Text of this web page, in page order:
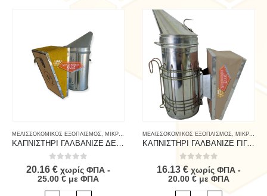
,ΜΙΚΡΟΕΡΓΑΛΕΙΑ
ΜΕΛΙΣΣΟΚΟΜΙΚΟΣ ΕΞΟΠΛΙΣΜΟΣ ΜΙΚΡΟΕΡΓΑΛΕΙΑ
0out of 5
20.16 € χωρίς ΦΠΑ -
25.00 € με ΦΠΑ
ΜΕΛΙΣΣΟΚΟΜΙΚΟΣ ΕΞΟΠΛΙΣΜΟΣ ΜΙΚΡΟΕΡΓΑΛΕΙΑ
ΚΑΠΝΙΣΤΗΡΙ ΓΑΛΒΑΝΙΖΕ ΓΙΓΑΣ
0out of 5
16.13 € χωρίς ΦΠΑ -
20.00 € με ΦΠΑ